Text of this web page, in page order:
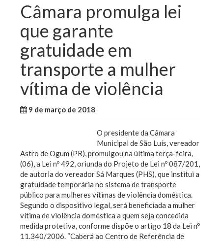
Câmara promulga lei
que garante
gratuidade em
transporte a mulher
vítima de violência
9 de março de 2018
O presidente da Câmara
Municipal de São Luís, vereador
Astro de Ogum (PR), promulgou na última terça-feira,
(06), a Lei nº 492, oriunda do Projeto de Lei nº 087/201,
de autoria do vereador Sá Marques (PHS), que institui a
gratuidade temporária no sistema de transporte
público para mulheres vítimas de violência doméstica.
Segundo o dispositivo legal, será beneficiada a mulher
vítima de violência doméstica a quem seja concedida
medida protetiva, conforme dispõe o artigo 18 da Lei nº
11.340/2006. “Caberá ao Centro de Referência de